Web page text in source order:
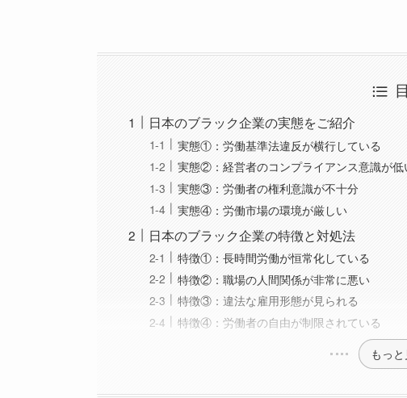
日本のブラック企業の実態をご紹介
実態①：労働基準法違反が横行している
実態②：経営者のコンプライアンス意識が低
実態③：労働者の権利意識が不十分
実態④：労働市場の環境が厳しい
日本のブラック企業の特徴と対処法
特徴①：長時間労働が恒常化している
特徴②：職場の人間関係が非常に悪い
特徴③：違法な雇用形態が見られる
特徴④：労働者の自由が制限されている
もっ